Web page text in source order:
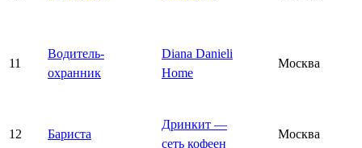
11
Водитель-
охранник
Diana Danieli
Home
Москва
12 Бариста
Дринкит —
сеть кофеен
Москва